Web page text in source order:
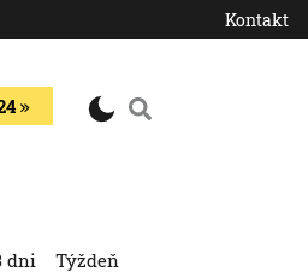
Kontakt
dni Týždeň